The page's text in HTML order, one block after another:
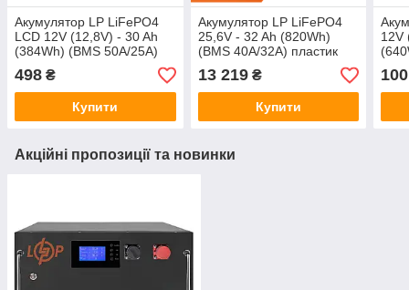
Акумулятор LP LiFePO4
LCD 12V (12,8V) - 30 Ah
(384Wh) (BMS 50A/25А)
пластик
498 ₴
Купити
Акумулятор LP LiFePO4
25,6V - 32 Ah (820Wh)
(BMS 40A/32А) пластик
Smart BT
13 219₴
Купити
12V
100
Акційні пропозиції та новинки